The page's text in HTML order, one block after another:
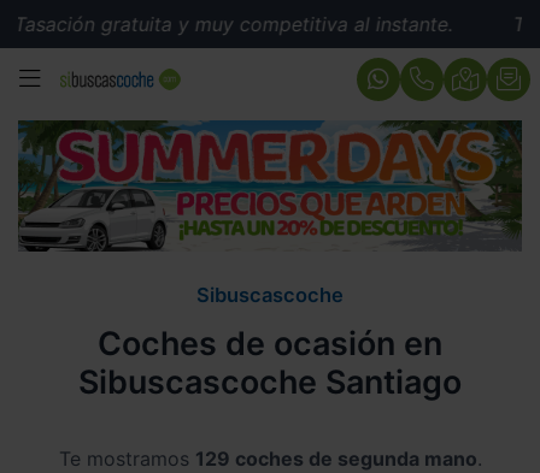
gratuita y muy competitiva al instante. Tasación
MENÚ
Sibuscascoche
Coches de ocasión en
Sibuscascoche Santiago
Te mostramos 129 coches de segunda mano.